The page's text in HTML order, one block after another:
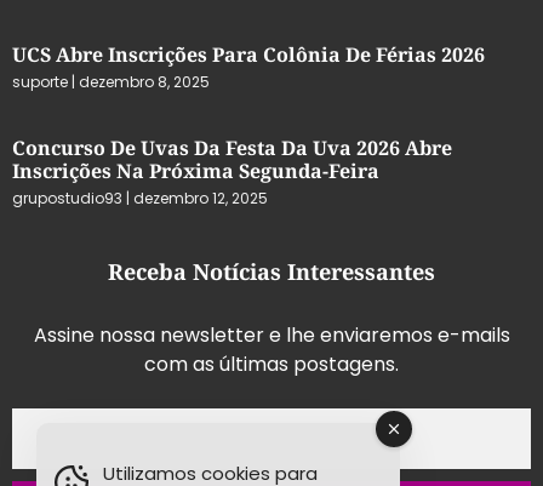
UCS Abre Inscrições Para Colônia De Férias 2026
suporte dezembro 8, 2025
Concurso De Uvas Da Festa Da Uva 2026 Abre
Inscrições Na Próxima Segunda-Feira
grupostudio93 dezembro 12, 2025
Receba Notícias Interessantes
Assine nossa newsletter e lhe enviaremos e-mails
com as últimas postagens.
Utilizamos cookies para